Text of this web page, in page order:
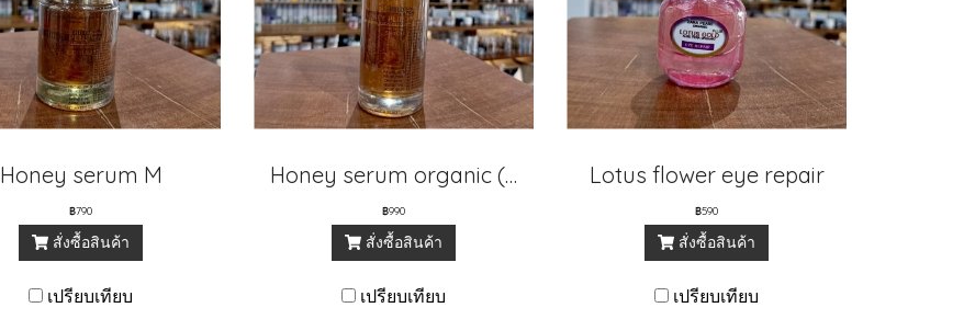
Honey serum M
฿790
สั่งซื้อสินค้า
เปรียบเทียบ
Honey serum organic (L)
฿990
สั่งซื้อสินค้า
เปรียบเทียบ
Lotus flower eye repair
฿590
สั่งซื้อสินค้า
เปรียบเทียบ